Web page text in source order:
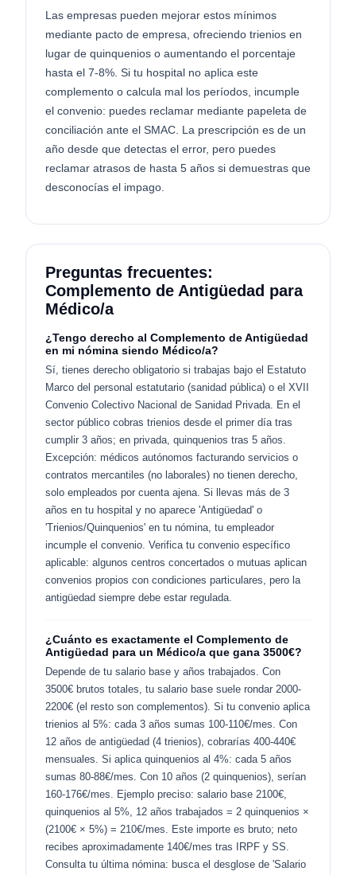
Las empresas pueden mejorar estos mínimos
mediante pacto de empresa, ofreciendo trienios en
lugar de quinquenios o aumentando el porcentaje
hasta el 7-8%. Si tu hospital no aplica este
complemento o calcula mal los períodos, incumple
el convenio: puedes reclamar mediante papeleta de
conciliación ante el SMAC. La prescripción es de un
año desde que detectas el error, pero puedes
reclamar atrasos de hasta 5 años si demuestras que
desconocías el impago.
Preguntas frecuentes:
Complemento de Antigüedad para
Médico/a
¿Tengo derecho al Complemento de Antigüedad
en mi nómina siendo Médico/a?
Sí, tienes derecho obligatorio si trabajas bajo el Estatuto
Marco del personal estatutario (sanidad pública) o el XVII
Convenio Colectivo Nacional de Sanidad Privada. En el
sector público cobras trienios desde el primer día tras
cumplir 3 años; en privada, quinquenios tras 5 años.
Excepción: médicos autónomos facturando servicios o
contratos mercantiles (no laborales) no tienen derecho,
solo empleados por cuenta ajena. Si llevas más de 3
años en tu hospital y no aparece 'Antigüedad' o
'Trienios/Quinquenios' en tu nómina, tu empleador
incumple el convenio. Verifica tu convenio específico
aplicable: algunos centros concertados o mutuas aplican
convenios propios con condiciones particulares, pero la
antigüedad siempre debe estar regulada.
¿Cuánto es exactamente el Complemento de
Antigüedad para un Médico/a que gana 3500€?
Depende de tu salario base y años trabajados. Con
3500€ brutos totales, tu salario base suele rondar 2000-
2200€ (el resto son complementos). Si tu convenio aplica
trienios al 5%: cada 3 años sumas 100-110€/mes. Con
12 años de antigüedad (4 trienios), cobrarías 400-440€
mensuales. Si aplica quinquenios al 4%: cada 5 años
sumas 80-88€/mes. Con 10 años (2 quinquenios), serían
160-176€/mes. Ejemplo preciso: salario base 2100€,
quinquenios al 5%, 12 años trabajados = 2 quinquenios ×
(2100€ × 5%) = 210€/mes. Este importe es bruto; neto
recibes aproximadamente 140€/mes tras IRPF y SS.
Consulta tu última nómina: busca el desglose de 'Salario